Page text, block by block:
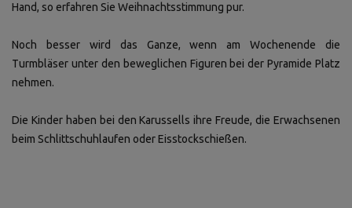
Hand, so erfahren Sie Weihnachtsstimmung pur.
Noch besser wird das Ganze, wenn am Wochenende die
Turmbläser unter den beweglichen Figuren bei der Pyramide Platz
nehmen.
Die Kinder haben bei den Karussells ihre Freude, die Erwachsenen
beim Schlittschuhlaufen oder Eisstockschießen.